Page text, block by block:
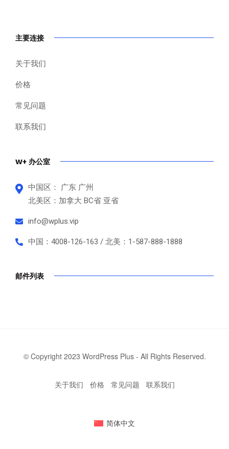
主要连接
关于我们
价格
常见问题
联系我们
W+ 办公室
中国区： 广东 广州
北美区：加拿大 BC省 亚省
info@wplus.vip
中国：4008-126-163 / 北美：1-587-888-1888
邮件列表
© Copyright 2023 WordPress Plus - All Rights Reserved.
关于我们 价格 常见问题 联系我们
简体中文